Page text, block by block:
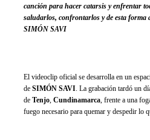
canción para hacer catarsis y enfrentar
saludarlos, confrontarlos y de esta forma
SIMÓN SAVI
El videoclip oficial se desarrolla en un
de SIMÓN SAVI. La grabación tardó un
de Tenjo, Cundinamarca, frente a una
fuego necesario para quemar y despedir lo